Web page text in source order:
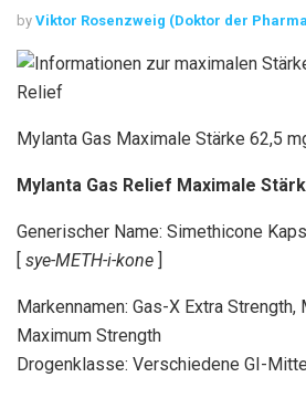
by Viktor Rosenzweig (Doktor der
Mylanta Gas Maximale Stärke 62,5
Mylanta Gas Relief Maximale
Generischer Name: Simethicone
[ sye-METH-i-kone ]
Markennamen: Gas-X Extra
Maximum Strength
Drogenklasse: Verschiedene GI-